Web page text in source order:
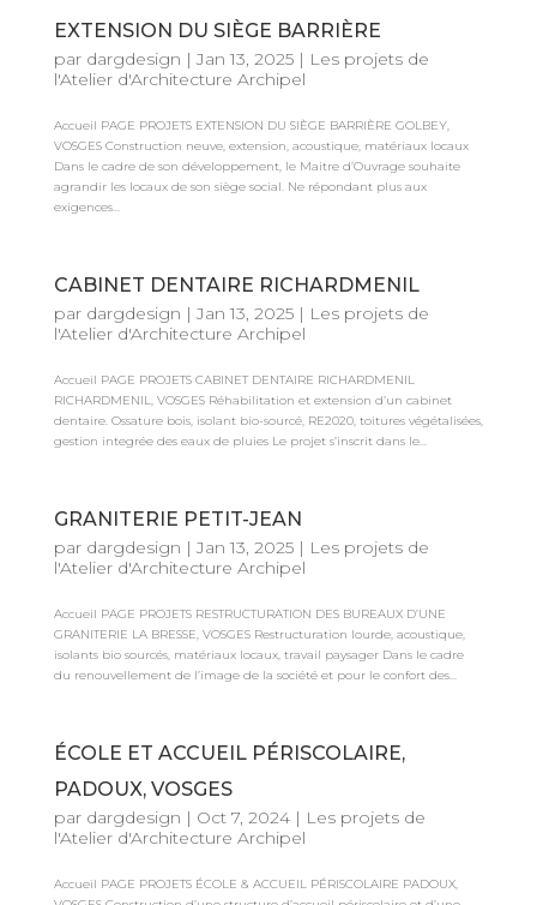
EXTENSION DU SIÈGE BARRIÈRE
par dargdesign |Jan 13, 2025| Les projets de
l'Atelier d'Architecture Archipel
Accueil PAGE PROJETS EXTENSION DU SIÈGE BARRIÈRE GOLBEY,
VOSGES Construction neuve, extension, acoustique, matériaux locaux
Dans le cadre de son développement, le Maitre d’Ouvrage souhaite
agrandir les locaux de son siège social. Ne répondant plus aux
exigences...
CABINET DENTAIRE RICHARDMENIL
par dargdesign |Jan 13, 2025| Les projets de
l'Atelier d'Architecture Archipel
Accueil PAGE PROJETS CABINET DENTAIRE RICHARDMENIL
RICHARDMENIL, VOSGES Réhabilitation et extension d’un cabinet
dentaire. Ossature bois, isolant bio-sourcé, RE2020, toitures végétalisées,
gestion integrée des eaux de pluies Le projet s’inscrit dans le...
GRANITERIE PETIT-JEAN
par dargdesign |Jan 13, 2025| Les projets de
l'Atelier d'Architecture Archipel
Accueil PAGE PROJETS RESTRUCTURATION DES BUREAUX D’UNE
GRANITERIE LA BRESSE, VOSGES Restructuration lourde, acoustique,
isolants bio sourcés, matériaux locaux, travail paysager Dans le cadre
du renouvellement de l’image de la société et pour le confort des...
ÉCOLE ET ACCUEIL PÉRISCOLAIRE,
PADOUX, VOSGES
par dargdesign | Oct 7, 2024| Les projets de
l'Atelier d'Architecture Archipel
Accueil PAGE PROJETS ÉCOLE & ACCUEIL PÉRISCOLAIRE PADOUX,